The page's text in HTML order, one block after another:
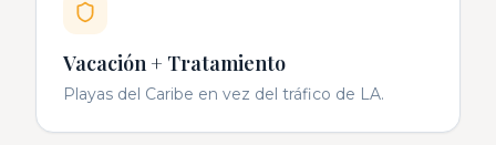
Vacación + Tratamiento
Playas del Caribe en vez del tráfico de LA.